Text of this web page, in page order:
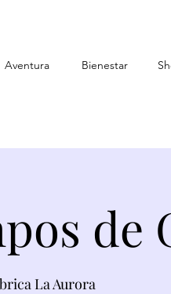
Aventura Bienestar
de
La Aurora